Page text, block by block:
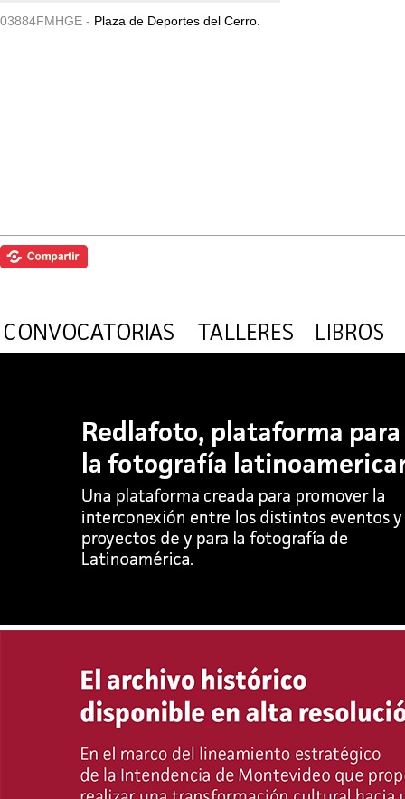
03884FMHGE - Plaza de Deportes del Cerro.